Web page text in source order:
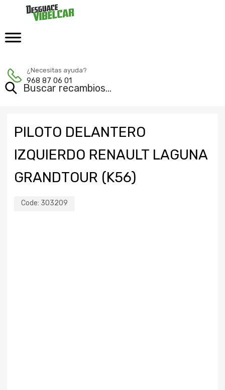
¿Necesitas ayuda?
968 87 06 01
PILOTO DELANTERO
IZQUIERDO RENAULT LAGUNA
GRANDTOUR (K56)
Code: 303209